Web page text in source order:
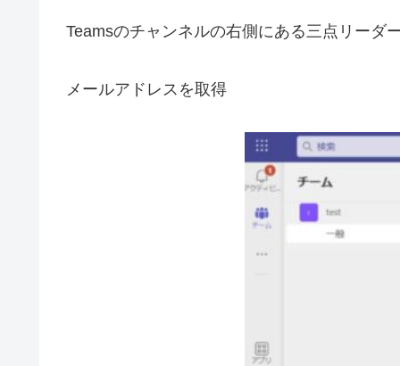
Teamsのチャンネルの右側にある三点リーダ
メールアドレスを取得